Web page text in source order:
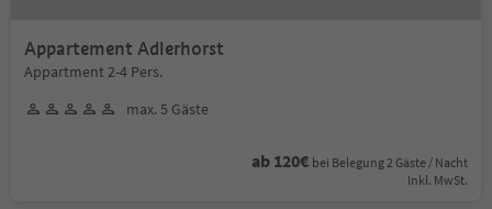
Appartement Adlerhorst
Appartment 2-4 Pers.
max. 5 Gäste
ab 120€ bei Belegung 2 Gäste / Nacht
Inkl. MwSt.